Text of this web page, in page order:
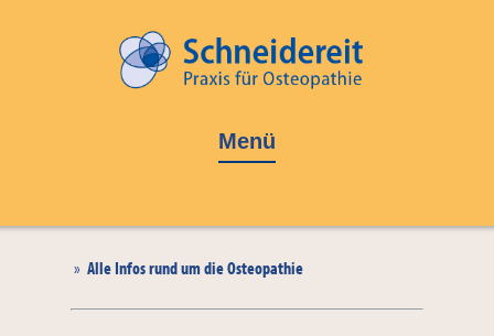
Menü
» Alle Infos rund um die Osteopathie